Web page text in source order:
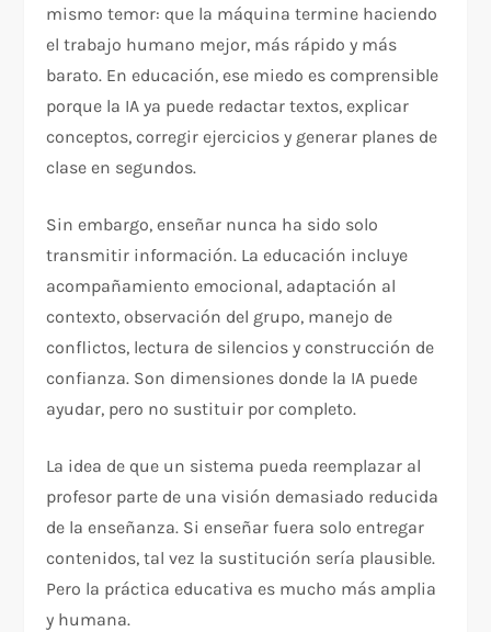
mismo temor: que la máquina termine haciendo
el trabajo humano mejor, más rápido y más
barato. En educación, ese miedo es comprensible
porque la IA ya puede redactar textos, explicar
conceptos, corregir ejercicios y generar planes de
clase en segundos.
Sin embargo, enseñar nunca ha sido solo
transmitir información. La educación incluye
acompañamiento emocional, adaptación al
contexto, observación del grupo, manejo de
conflictos, lectura de silencios y construcción de
confianza. Son dimensiones donde la IA puede
ayudar, pero no sustituir por completo.
La idea de que un sistema pueda reemplazar al
profesor parte de una visión demasiado reducida
de la enseñanza. Si enseñar fuera solo entregar
contenidos, tal vez la sustitución sería plausible.
Pero la práctica educativa es mucho más amplia
y humana.